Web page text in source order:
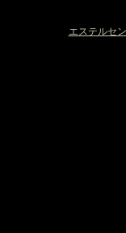
エステルセ